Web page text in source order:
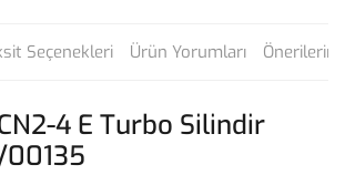
Seçenekleri Ürün Yorumları
4 E Turbo Silindir
00135